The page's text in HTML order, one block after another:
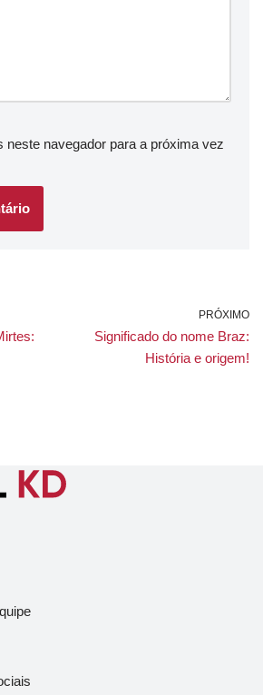
neste navegador para a próxima vez
PRÓXIMO
Significado do nome Braz:
História e origem!